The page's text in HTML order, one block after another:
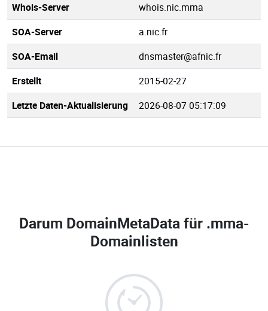
Whois-Server
whois.nic.mma
SOA-Server
a.nic.fr
SOA-Email
dnsmaster@afnic.fr
Erstellt
2015-02-27
Letzte Daten-Aktualisierung
2026-08-07 05:17:09
Darum DomainMetaData für .mma-
Domainlisten